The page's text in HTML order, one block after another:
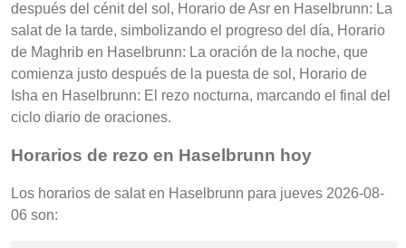
después del cénit del sol, Horario de Asr en Haselbrunn: La
salat de la tarde, simbolizando el progreso del día, Horario
de Maghrib en Haselbrunn: La oración de la noche, que
comienza justo después de la puesta de sol, Horario de
Isha en Haselbrunn: El rezo nocturna, marcando el final del
ciclo diario de oraciones.
Horarios de rezo en Haselbrunn hoy
Los horarios de salat en Haselbrunn para jueves 2026-08-
06 son: